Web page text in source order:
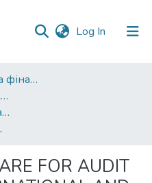
Log In (current)
Факультет обліку та фінансів
Друковані видання. Факультет обліку та фінансів
Міжнародні видання. Факультет обліку та фінансів
EXPERIENCE
FOR AUDIT